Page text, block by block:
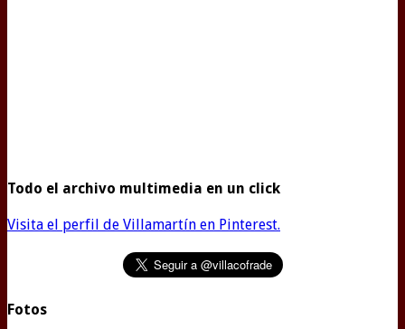
Todo el archivo multimedia en un click
Visita el perfil de Villamartín en Pinterest.
Fotos